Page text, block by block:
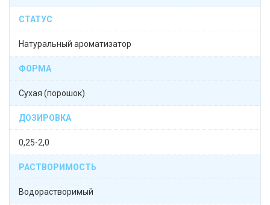
СТАТУС
Натуральный ароматизатор
ФОРМА
Сухая (порошок)
ДОЗИРОВКА
0,25-2,0
РАСТВОРИМОСТЬ
Водорастворимый